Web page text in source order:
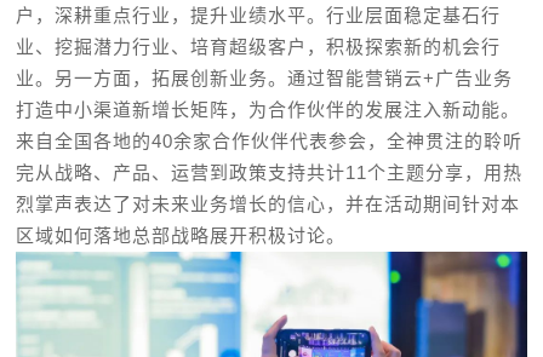
户，深耕重点行业，提升业绩水平。行业层面稳定基石行
业、挖掘潜力行业、培育超级客户，积极探索新的机会行
业。另一方面，拓展创新业务。通过智能营销云+广告业务
打造中小渠道新增长矩阵，为合作伙伴的发展注入新动能。
来自全国各地的40余家合作伙伴代表参会，全神贯注的聆听
完从战略、产品、运营到政策支持共计11个主题分享，用热
烈掌声表达了对未来业务增长的信心，并在活动期间针对本
区域如何落地总部战略展开积极讨论。